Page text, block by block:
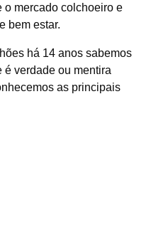
o mercado colchoeiro e
bem estar.
há 14 anos sabemos
verdade ou mentira
as principais